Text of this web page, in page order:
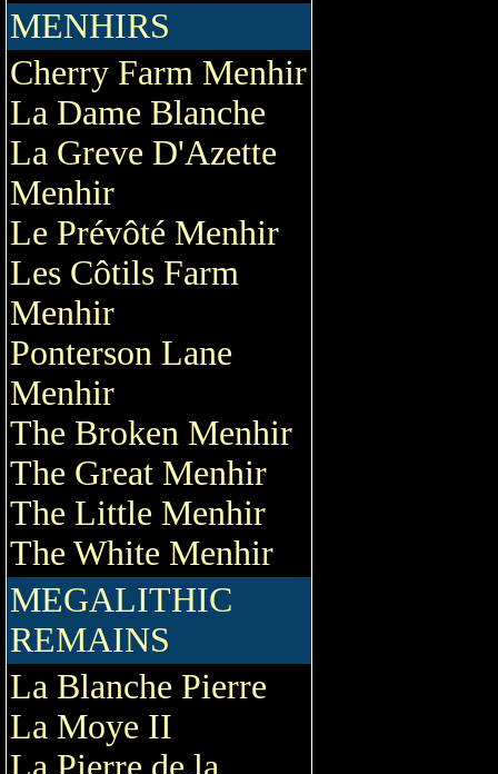
MENHIRS
Cherry Farm Menhir
La Dame Blanche
La Greve D'Azette
Menhir
Le Prévôté Menhir
Les Côtils Farm
Menhir
Ponterson Lane
Menhir
The Broken Menhir
The Great Menhir
The Little Menhir
The White Menhir
MEGALITHIC
REMAINS
La Blanche Pierre
La Moye II